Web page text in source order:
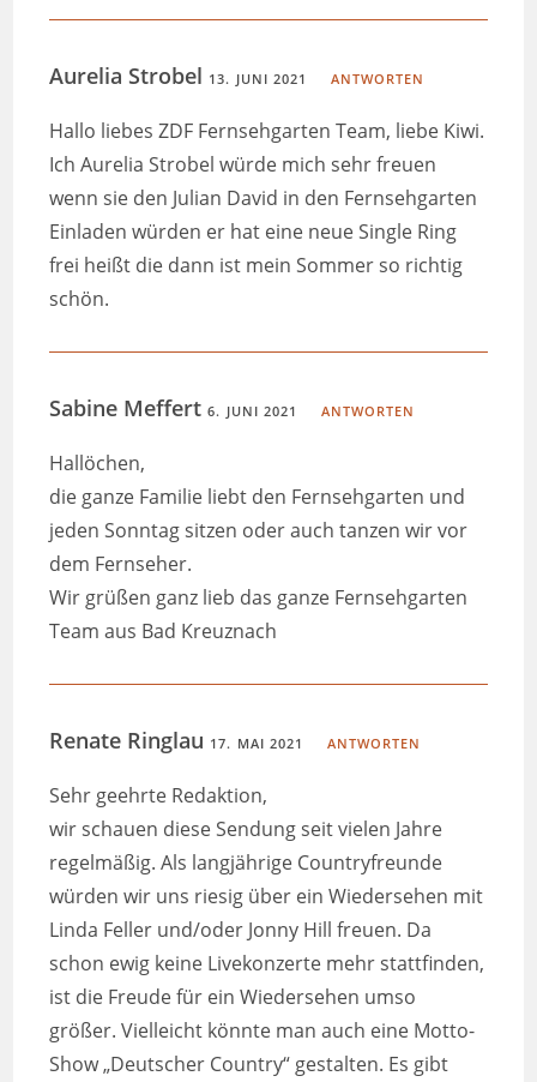
Aurelia Strobel 13. JUNI 2021 ANTWORTEN
Hallo liebes ZDF Fernsehgarten Team, liebe Kiwi.
Ich Aurelia Strobel würde mich sehr freuen
wenn sie den Julian David in den Fernsehgarten
Einladen würden er hat eine neue Single Ring
frei heißt die dann ist mein Sommer so richtig
schön.
Sabine Meffert6. JUNI 2021 ANTWORTEN
Hallöchen,
die ganze Familie liebt den Fernsehgarten und
jeden Sonntag sitzen oder auch tanzen wir vor
dem Fernseher.
Wir grüßen ganz lieb das ganze Fernsehgarten
Team aus Bad Kreuznach
Renate Ringlau 17. MAI 2021 ANTWORTEN
Sehr geehrte Redaktion,
wir schauen diese Sendung seit vielen Jahre
regelmäßig. Als langjährige Countryfreunde
würden wir uns riesig über ein Wiedersehen mit
Linda Feller und/oder Jonny Hill freuen. Da
schon ewig keine Livekonzerte mehr stattfinden,
ist die Freude für ein Wiedersehen umso
größer. Vielleicht könnte man auch eine Motto-
Show „Deutscher Country“ gestalten. Es gibt